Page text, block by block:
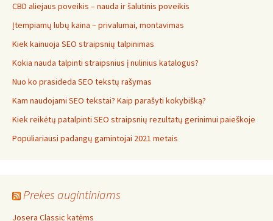
CBD aliejaus poveikis – nauda ir šalutinis poveikis
Įtempiamų lubų kaina – privalumai, montavimas
Kiek kainuoja SEO straipsnių talpinimas
Kokia nauda talpinti straipsnius į nulinius katalogus?
Nuo ko prasideda SEO tekstų rašymas
Kam naudojami SEO tekstai? Kaip parašyti kokybišką?
Kiek reikėtų patalpinti SEO straipsnių rezultatų gerinimui paieškoje
Populiariausi padangų gamintojai 2021 metais
Prekes augintiniams
Josera Classic katėms